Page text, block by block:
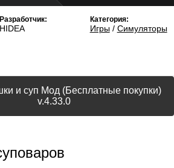
Разработчик:
HIDEA
Категория:
Игры/ Симуляторы
и суп Мод (Бесплатные покупки)
v.4.33.0